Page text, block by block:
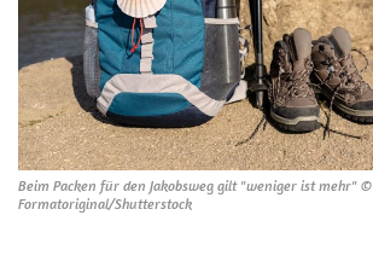
Beim Packen für den Jakobsweg gilt "weniger ist mehr" ©
Formatoriginal/Shutterstock